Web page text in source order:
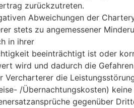
zurückzutreten.
Abweichungen der
stets zu angemessener
in ihrer
beeinträchtigt ist oder
wird und dadurch die
Vercharterer die
/Übernachtungskosten)
gegenüber